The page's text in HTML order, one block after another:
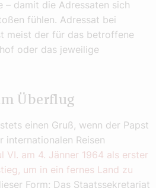
– damit die Adressaten sich
fühlen. Adressat bei
meist der für das betroffene
oder das jeweilige
Überflug
einen Gruß, wenn der Papst
internationalen Reisen
VI. am 4. Jänner 1964 als erster
um in ein fernes Land zu
Form: Das Staatssekretariat